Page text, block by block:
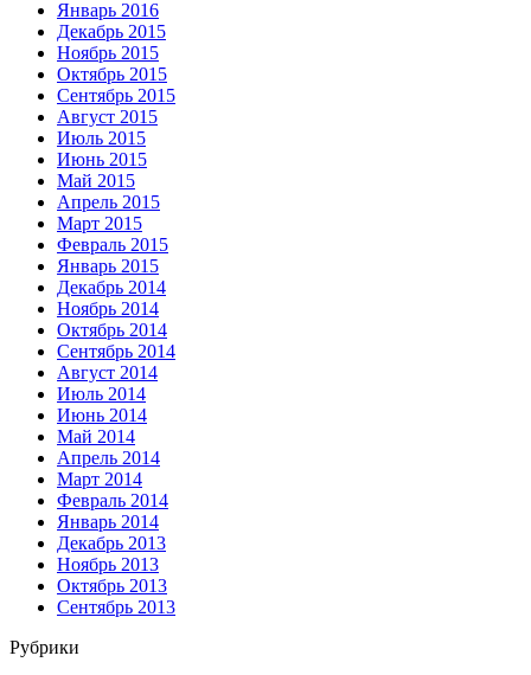
Январь 2016
Декабрь 2015
Ноябрь 2015
Октябрь 2015
Сентябрь 2015
Август 2015
Июль 2015
Июнь 2015
Май 2015
Апрель 2015
Март 2015
Февраль 2015
Январь 2015
Декабрь 2014
Ноябрь 2014
Октябрь 2014
Сентябрь 2014
Август 2014
Июль 2014
Июнь 2014
Май 2014
Апрель 2014
Март 2014
Февраль 2014
Январь 2014
Декабрь 2013
Ноябрь 2013
Октябрь 2013
Сентябрь 2013
Рубрики